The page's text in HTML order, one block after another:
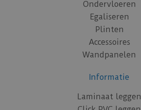
Ondervloeren
Egaliseren
Plinten
Accessoires
Wandpanelen
Informatie
Laminaat leggen